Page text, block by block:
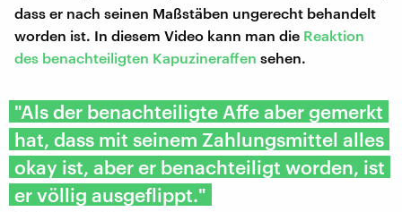
dass er nach seinen Maßstäben ungerecht behandelt
worden ist. In diesem Video kann man die Reaktion
des benachteiligten Kapuzineraffen sehen.
"Als der benachteiligte Affe aber gemerkt
hat, dass mit seinem Zahlungsmittel alles
okay ist, aber er benachteiligt worden, ist
er völlig ausgeflippt."